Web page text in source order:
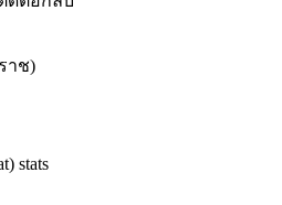
าช)
stats